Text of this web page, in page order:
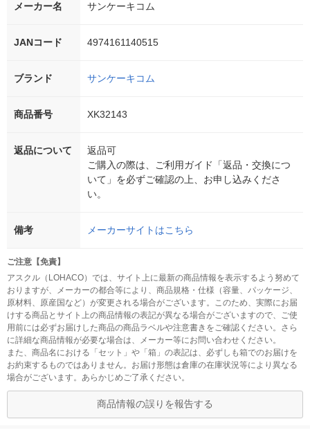
メーカー名 サンケーキコム
JANコード 4974161140515
ブランド サンケーキコム
商品番号 XK32143
返品について
返品可
ご購入の際は、ご利用ガイド「返品・交換につ
いて」を必ずご確認の上、お申し込みくださ
い。
備考 メーカーサイトはこちら
ご注意【免責】
アスクル（LOHACO）では、サイト上に最新の商品情報を表示するよう努めて
おりますが、メーカーの都合等により、商品規格・仕様（容量、パッケージ、
原材料、原産国など）が変更される場合がございます。このため、実際にお届
けする商品とサイト上の商品情報の表記が異なる場合がございますので、ご使
用前には必ずお届けした商品の商品ラベルや注意書きをご確認ください。さら
に詳細な商品情報が必要な場合は、メーカー等にお問い合わせください。
また、商品名における「セット」や「箱」の表記は、必ずしも箱でのお届けを
お約束するものではありません。お届け形態は倉庫の在庫状況等により異なる
場合がございます。あらかじめご了承ください。
商品情報の誤りを報告する